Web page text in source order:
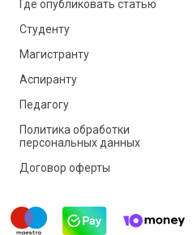
Где опубликовать статью
Студенту
Магистранту
Аспиранту
Педагогу
Политика обработки
персональных данных
Договор оферты